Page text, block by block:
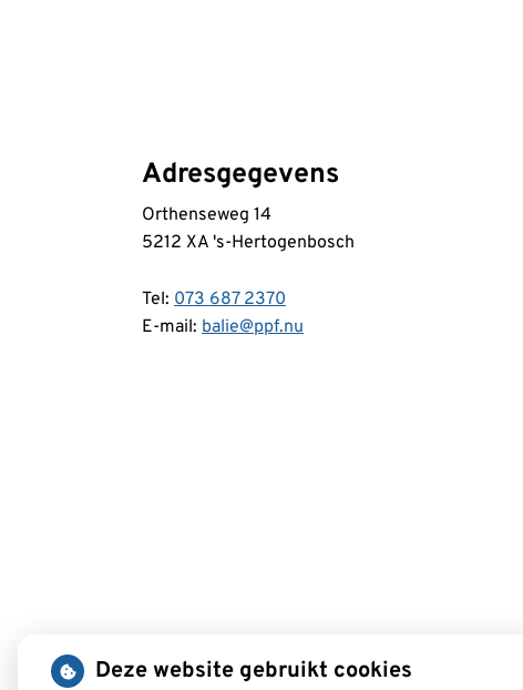
Adresgegevens
Orthenseweg 14
5212 XA 's-Hertogenbosch
Tel: 073 687 2370
E-mail: balie@ppf.nu
Deze website gebruikt cookies